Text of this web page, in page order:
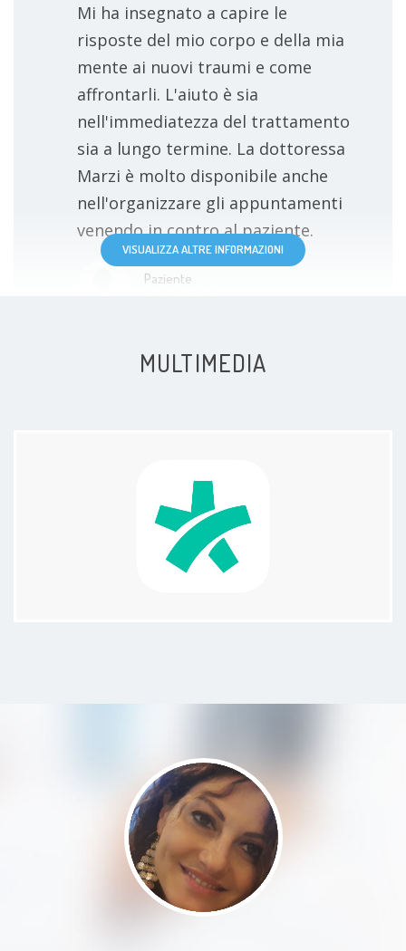
Mi ha insegnato a capire le
risposte del mio corpo e della mia
mente ai nuovi traumi e come
affrontarli. L'aiuto è sia
nell'immediatezza del trattamento
sia a lungo termine. La dottoressa
Marzi è molto disponibile anche
nell'organizzare gli appuntamenti
venendo in contro al paziente.
Paziente
mi sono trovata molto bene
Paziente
dottoressa Marzi. Il trattamento
dell'EMDR mi ha aiutato molto
nella cura del mio disturbo
dell'ansia, in particolare ho avuto
modo di risalire a vari episodi della
mia vita, riportandoli alla memoria
VISUALIZZA ALTRE INFORMAZIONI
MULTIMEDIA